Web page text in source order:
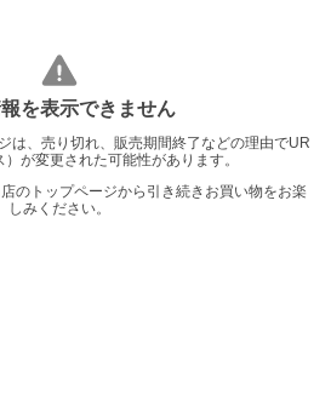
を表示できません
は、売り切れ、販売期間終了などの理由でUR
が変更された可能性があります。
のトップページから引き続きお買い物をお楽
しみください。